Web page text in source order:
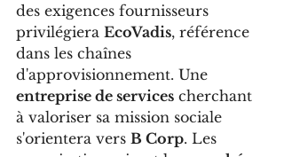
des exigences fournisseurs
privilégiera EcoVadis, référence
dans les chaînes
d'approvisionnement. Une
entreprise de services cherchant
à valoriser sa mission sociale
s'orientera vers B Corp. Les